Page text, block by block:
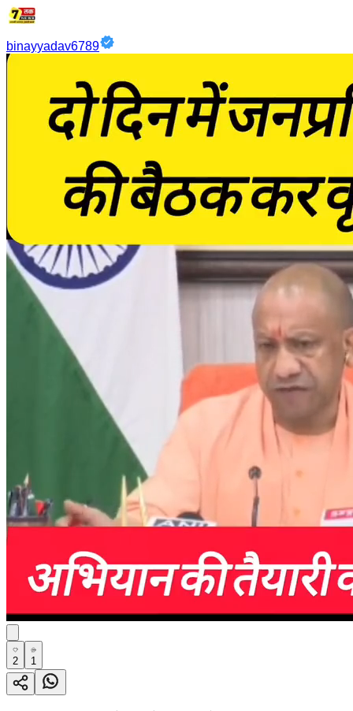
binayyadav6789
2 1